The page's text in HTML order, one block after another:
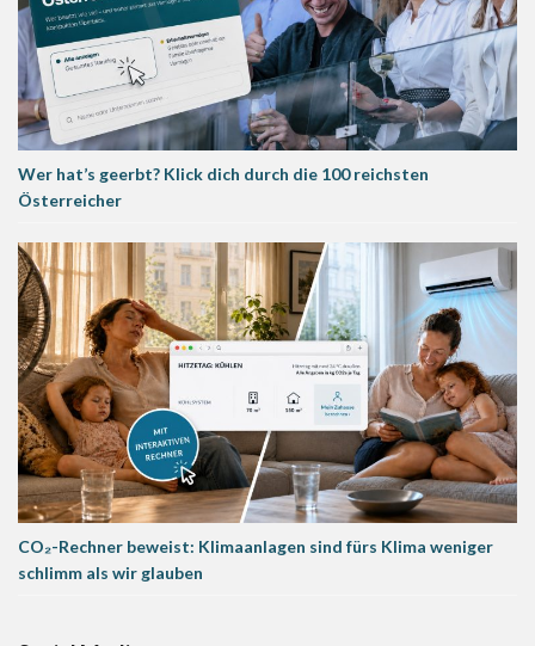
Wer hat’s geerbt? Klick dich durch die 100 reichsten
Österreicher
CO₂-Rechner beweist: Klimaanlagen sind fürs Klima weniger
schlimm als wir glauben